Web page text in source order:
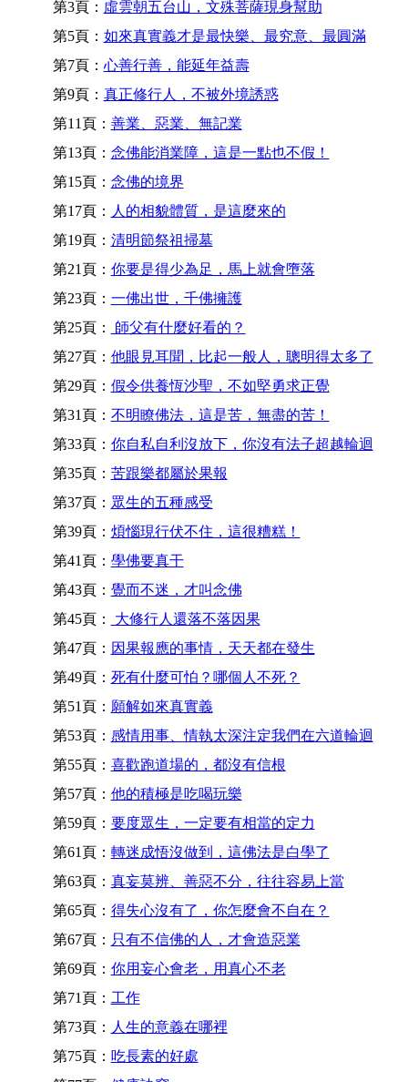
第3頁： 虛雲朝五台山，文殊菩薩現身幫助
第5頁： 如來真實義才是最快樂、最究意、最圓滿
第7頁： 心善行善，能延年益壽
第9頁： 真正修行人，不被外境誘惑
第11頁： 善業、惡業、無記業
第13頁： 念佛能消業障，這是一點也不假！
第15頁： 念佛的境界
第17頁： 人的相貌體質，是這麼來的
第19頁： 清明節祭祖掃墓
第21頁： 你要是得少為足，馬上就會墮落
第23頁： 一佛出世，千佛擁護
第25頁：
師父有什麼好看的？
第27頁： 他眼見耳聞，比起一般人，聰明得太多了
第29頁： 假令供養恆沙聖，不如堅勇求正覺
第31頁： 不明瞭佛法，這是苦，無盡的苦！
第33頁： 你自私自利沒放下，你沒有法子超越輪迴
第35頁： 苦跟樂都屬於果報
第37頁： 眾生的五種感受
第39頁： 煩惱現行伏不住，這很糟糕！
第41頁： 學佛要真干
第43頁： 覺而不迷，才叫念佛
第45頁：
大修行人還落不落因果
第47頁： 因果報應的事情，天天都在發生
第49頁： 死有什麼可怕？哪個人不死？
第51頁： 願解如來真實義
第53頁： 感情用事、情執太深注定我們在六道輪迴
第55頁： 喜歡跑道場的，都沒有信根
第57頁： 他的積極是吃喝玩樂
第59頁： 要度眾生，一定要有相當的定力
第61頁： 轉迷成悟沒做到，這佛法是白學了
第63頁： 真妄莫辨、善惡不分，往往容易上當
第65頁： 得失心沒有了，你怎麼會不自在？
第67頁： 只有不信佛的人，才會造惡業
第69頁： 你用妄心會老，用真心不老
第71頁： 工作
第73頁： 人生的意義在哪裡
第75頁： 吃長素的好處